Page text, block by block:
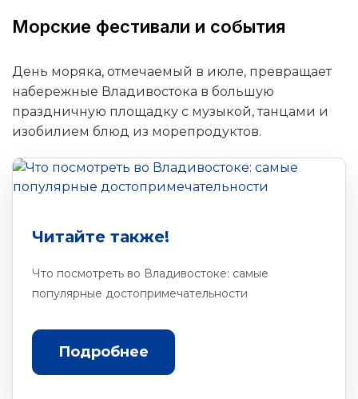
Морские фестивали и события
День моряка, отмечаемый в июле, превращает
набережные Владивостока в большую
праздничную площадку с музыкой, танцами и
изобилием блюд из морепродуктов.
Читайте также!
Что посмотреть во Владивостоке: самые
популярные достопримечательности
Подробнее